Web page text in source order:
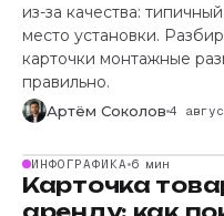
из-за качества:
место установки.
карточки монтажные
правильно.
Артём Соколов 4
ИНФОГРАФИКА 6 мин
Карточка